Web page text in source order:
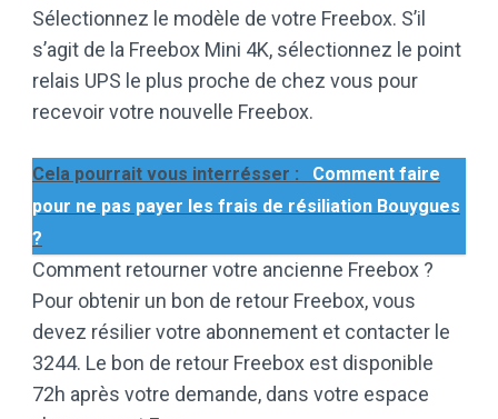
Sélectionnez le modèle de votre Freebox. S’il
s’agit de la Freebox Mini 4K, sélectionnez le point
relais UPS le plus proche de chez vous pour
recevoir votre nouvelle Freebox.
Cela pourrait vous interrésser :
Comment faire
pour ne pas payer les frais de résiliation Bouygues
?
Comment retourner votre ancienne Freebox ?
Pour obtenir un bon de retour Freebox, vous
devez résilier votre abonnement et contacter le
3244. Le bon de retour Freebox est disponible
72h après votre demande, dans votre espace